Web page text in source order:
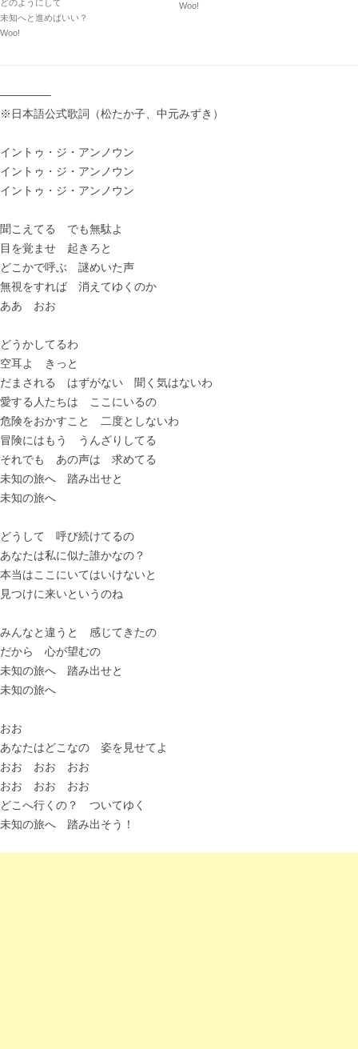
どのようにして
未知へと進めばいい？
Woo!
Woo!
————–
※日本語公式歌詞（松たか子、中元みずき）
イントゥ・ジ・アンノウン
イントゥ・ジ・アンノウン
イントゥ・ジ・アンノウン
聞こえてる でも無駄よ
目を覚ませ 起きろと
どこかで呼ぶ 謎めいた声
無視をすれば 消えてゆくのか
ああ おお
どうかしてるわ
空耳よ きっと
だまされる はずがない 聞く気はないわ
愛する人たちは ここにいるの
危険をおかすこと 二度としないわ
冒険にはもう うんざりしてる
それでも あの声は 求めてる
未知の旅へ 踏み出せと
未知の旅へ
どうして 呼び続けてるの
あなたは私に似た誰かなの？
本当はここにいてはいけないと
見つけに来いというのね
みんなと違うと 感じてきたの
だから 心が望むの
未知の旅へ 踏み出せと
未知の旅へ
おお
あなたはどこなの 姿を見せてよ
おお おお おお
おお おお おお
どこへ行くの？ ついてゆく
未知の旅へ 踏み出そう！